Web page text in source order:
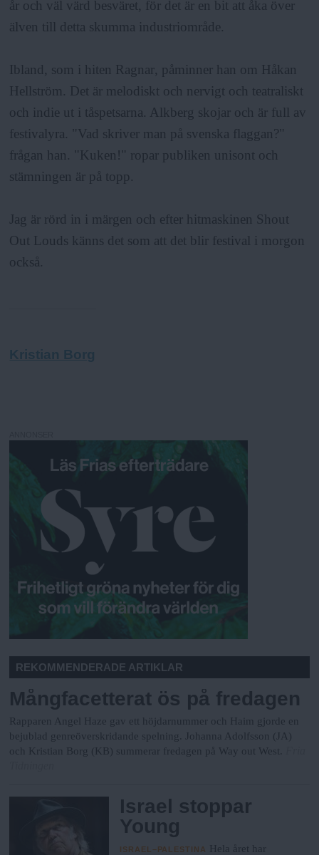
år och väl värd besväret, för det är en bit att åka över
älven till detta skumma industriområde.
Ibland, som i hiten Ragnar , påminner han om Håkan
Hellström. Det är melodiskt och nervigt och teatraliskt
och indie ut i tåspetsarna. Alkberg skojar och är full av
festivalyra. "Vad skriver man på svenska flaggan?"
frågan han. "Kuken!" ropar publiken unisont och
stämningen är på topp.
Jag är rörd in i märgen och efter hitmaskinen Shout
Out Louds känns det som att det blir festival i morgon
också.
Kristian Borg
REKOMMENDERADE ARTIKLAR
Mångfacetterat ös på fredagen
Rapparen Angel Haze gav ett höjdarnummer och Haim gjorde en
bejublad genreöverskridande spelning. Johanna Adolfsson (JA)
och Kristian Borg (KB) summerar fredagen på Way out West.
Israel stoppar
Young
ISRAEL–PALESTINA
Hela året har